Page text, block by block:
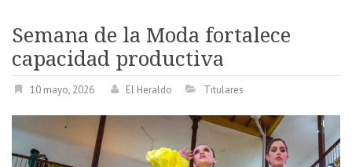
Semana de la Moda fortalece
capacidad productiva
10 mayo, 2026 El Heraldo Titulares